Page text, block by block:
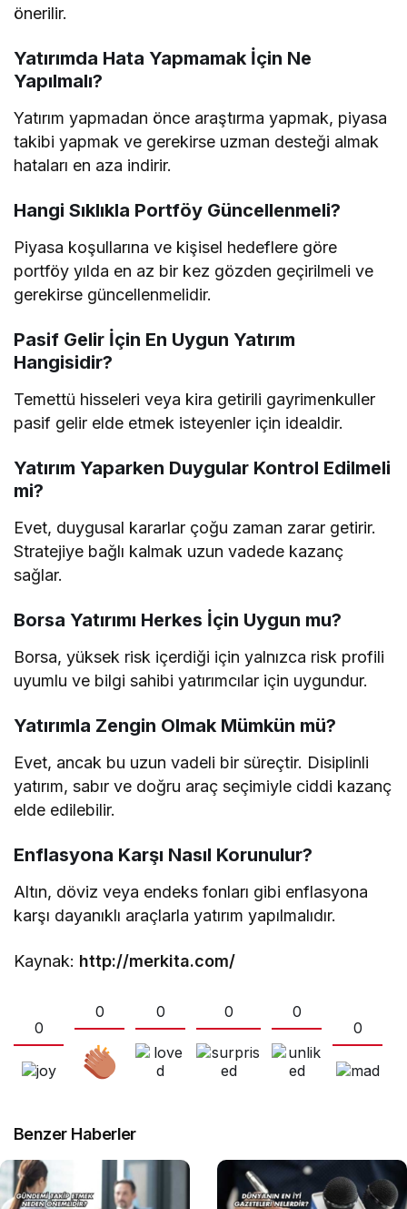
önerilir.
Yatırımda Hata Yapmamak İçin Ne
Yapılmalı?
Yatırım yapmadan önce araştırma yapmak, piyasa
takibi yapmak ve gerekirse uzman desteği almak
hataları en aza indirir.
Hangi Sıklıkla Portföy Güncellenmeli?
Piyasa koşullarına ve kişisel hedeflere göre
portföy yılda en az bir kez gözden geçirilmeli ve
gerekirse güncellenmelidir.
Pasif Gelir İçin En Uygun Yatırım
Hangisidir?
Temettü hisseleri veya kira getirili gayrimenkuller
pasif gelir elde etmek isteyenler için idealdir.
Yatırım Yaparken Duygular Kontrol Edilmeli
mi?
Evet, duygusal kararlar çoğu zaman zarar getirir.
Stratejiye bağlı kalmak uzun vadede kazanç
sağlar.
Borsa Yatırımı Herkes İçin Uygun mu?
Borsa, yüksek risk içerdiği için yalnızca risk profili
uyumlu ve bilgi sahibi yatırımcılar için uygundur.
Yatırımla Zengin Olmak Mümkün mü?
Evet, ancak bu uzun vadeli bir süreçtir. Disiplinli
yatırım, sabır ve doğru araç seçimiyle ciddi kazanç
elde edilebilir.
Enflasyona Karşı Nasıl Korunulur?
Altın, döviz veya endeks fonları gibi enflasyona
karşı dayanıklı araçlarla yatırım yapılmalıdır.
Kaynak: http://merkita.com/
0
0 0 0
0
0
Benzer Haberler